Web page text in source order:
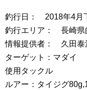
釣行日： 2018年4月
釣行エリア： 長崎県
情報提供者： 久田泰
ターゲット：マダイ
使用タックル
ルアー：タイジグ